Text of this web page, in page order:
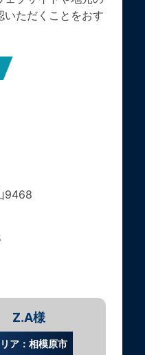
ただくことをおす
9468
Z.A様
ア：相模原市